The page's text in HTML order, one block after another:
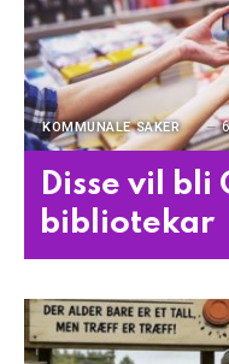
KOMMUNALE SAKER
Disse vil bli
bibliotekar